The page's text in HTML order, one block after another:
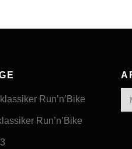
Run’n’Bike
Run’n’Bike